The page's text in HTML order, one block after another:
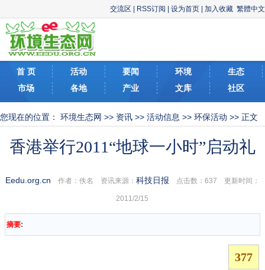
交流区 RSS订阅 设为首页 加入收藏 繁體中文
首 页 活动 要闻 环境
生态
市场
各地 产业 文库 社区
您现在的位置： 环境生态网 >> 资讯 >> 活动信息 >> 环保活动 >> 正文
香港举行2011“地球一小时”启动礼
Eedu.org.cn 作者：佚名 资讯来源： 科技日报 点击数： 637 更新时间：
2011/2/15
摘要: